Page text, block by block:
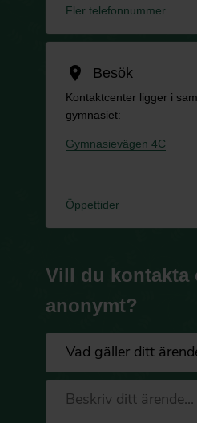
Fler telefonnummer
location_on Besök
Kontaktcenter ligger i
gymnasiet:
Gymnasievägen 4C
Öppettider
Vill du kontakta
anonymt?